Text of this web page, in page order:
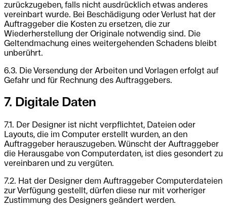
zurückzugeben, falls nicht ausdrücklich etwas anderes
vereinbart wurde. Bei Beschädigung oder Verlust hat der
Auftraggeber die Kosten zu ersetzen, die zur
Wiederherstellung der Originale notwendig sind. Die
Geltendmachung eines weitergehenden Schadens bleibt
unberührt.
6.3. Die Versendung der Arbeiten und Vorlagen erfolgt auf
Gefahr und für Rechnung des Auftraggebers.
7. Digitale Daten
7.1. Der Designer ist nicht verpflichtet, Dateien oder
Layouts, die im Computer erstellt wurden, an den
Auftraggeber herauszugeben. Wünscht der Auftraggeber
die Herausgabe von Computerdaten, ist dies gesondert zu
vereinbaren und zu vergüten.
7.2. Hat der Designer dem Auftraggeber Computerdateien
zur Verfügung gestellt, dürfen diese nur mit vorheriger
Zustimmung des Designers geändert werden.